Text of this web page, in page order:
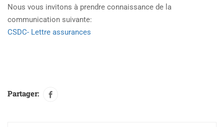
Nous vous invitons à prendre connaissance de la
communication suivante:
CSDC- Lettre assurances
Partager: